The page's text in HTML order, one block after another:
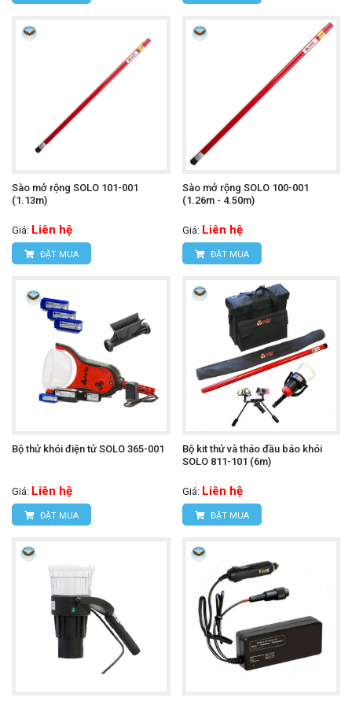
Sào mở rộng SOLO 101-001
(1.13m)
Giá: Liên hệ
ĐẶT MUA
Sào mở rộng SOLO 100-001
(1.26m - 4.50m)
Giá: Liên hệ
ĐẶT MUA
Bộ thử khói điện tử SOLO 365-001
Giá: Liên hệ
ĐẶT MUA
Bộ kit thử và tháo đầu báo khói
SOLO 811-101 (6m)
Giá: Liên hệ
ĐẶT MUA